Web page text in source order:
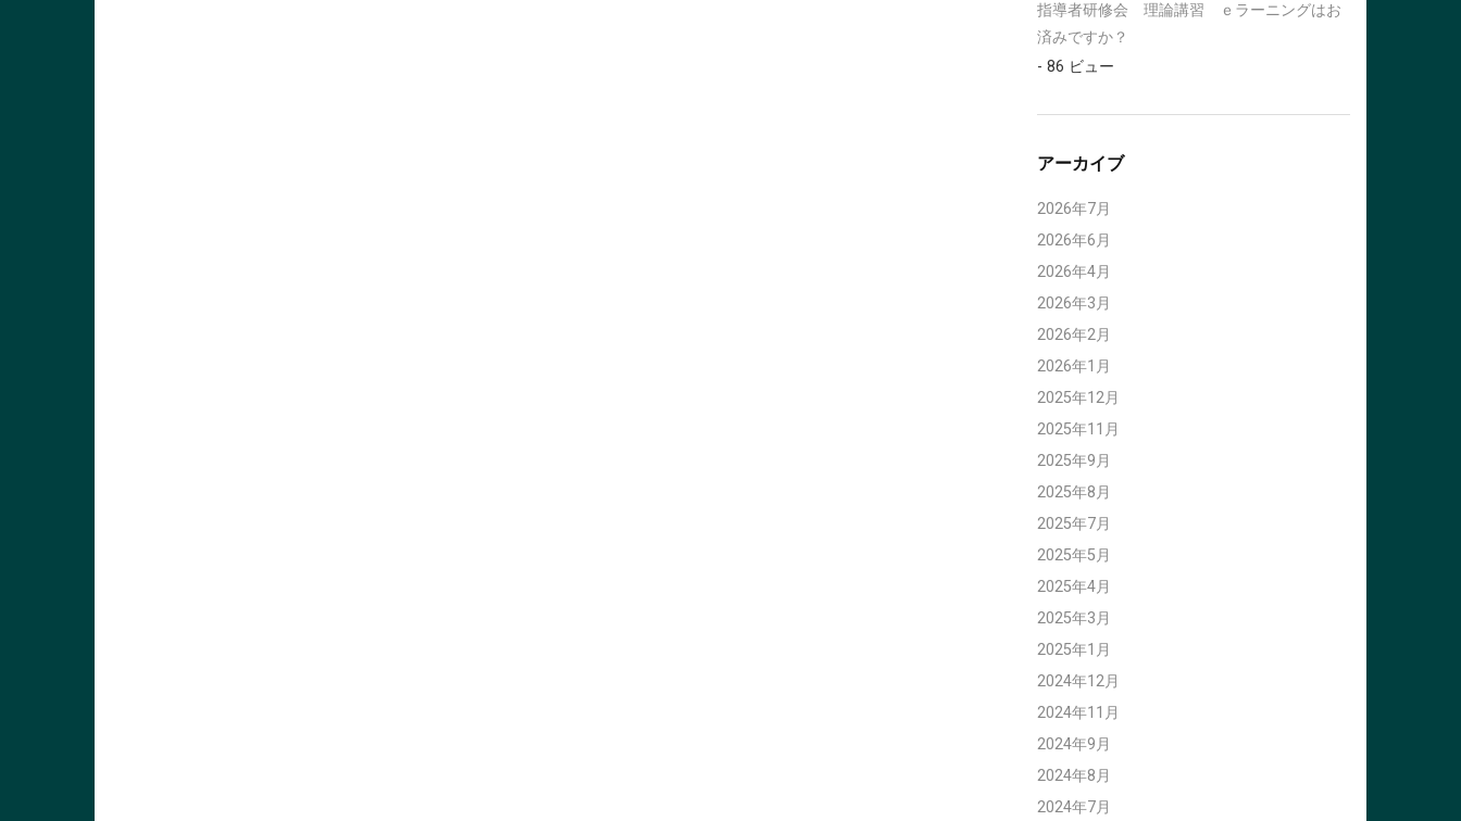
指導者研修会 理論講習 ｅラーニングはお
済みですか？
- 86 ビュー
アーカイブ
2026年7月
2026年6月
2026年4月
2026年3月
2026年2月
2026年1月
2025年12月
2025年11月
2025年9月
2025年8月
2025年7月
2025年5月
2025年4月
2025年3月
2025年1月
2024年12月
2024年11月
2024年9月
2024年8月
2024年7月